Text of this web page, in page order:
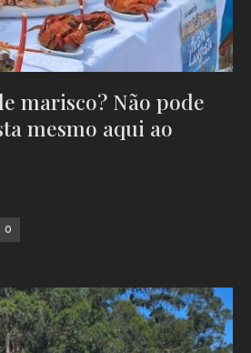
marisco? Não pode
mesmo aqui ao
0